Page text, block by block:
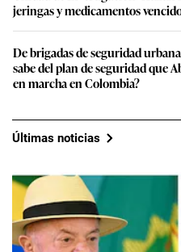
jeringas y medicamentos
De brigadas de seguridad
sabe del plan de seguridad que
en marcha en Colombia?
Últimas noticias